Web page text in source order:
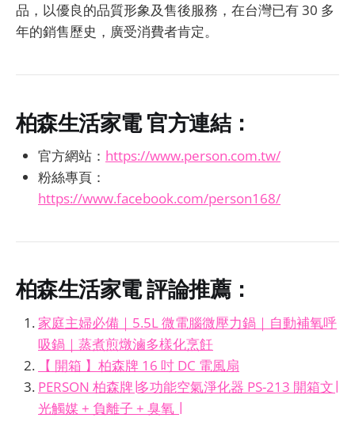
品，以優良的品質形象及售後服務，在台灣已有 30 多
年的銷售歷史，廣受消費者肯定。
柏森生活家電官方連結：
官方網站： https://www.person.com.tw/
粉絲專頁：
https://www.facebook.com/person168/
柏森生活家電評論推薦：
家庭主婦必備｜5.5L 微電腦微壓力鍋｜自動補氧呼
吸鍋｜蒸煮煎燉滷多樣化烹飪
【 開箱 】柏森牌 16 吋 DC 電風扇
PERSON 柏森牌∣多功能空氣淨化器 PS-213 開箱文∣
光觸媒 + 負離子 + 臭氧 ∣